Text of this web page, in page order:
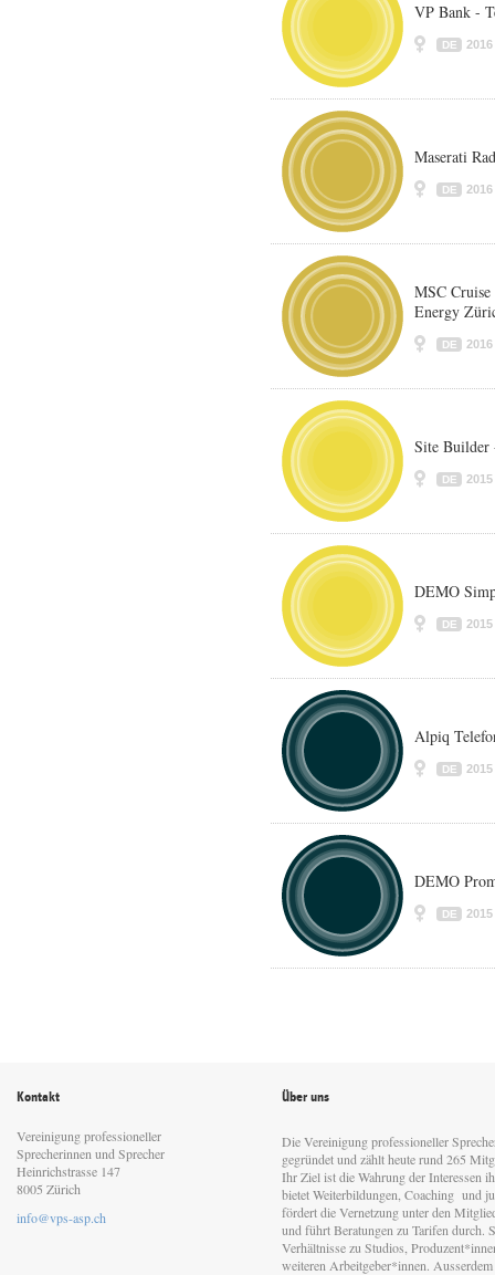
VP Bank -
DE 2016
Maserati
DE 2016
MSC
Energy
DE 2016
Site Builder
DE 2015
DEMO
DE 2015
Alpiq
DE 2015
DEMO
DE 2015
Kontakt
Vereinigung professioneller
Sprecherinnen und Sprecher
Heinrichstrasse 147
8005 Zürich
info@vps-asp.ch
Über uns
Die Vereinigung professioneller
gegründet und zählt heute rund 265
Ihr Ziel ist die Wahrung der Interessen
bietet Weiterbildungen, Coaching und
fördert die Vernetzung unter den
und führt Beratungen zu Tarifen durch.
Verhältnisse zu Studios,
weiteren Arbeitgeber*innen.